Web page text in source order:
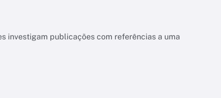
investigam publicações com referências a uma